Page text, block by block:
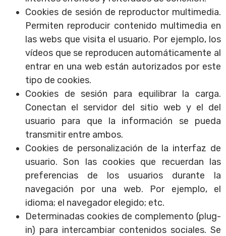
Cookies de sesión de reproductor multimedia.
Permiten reproducir contenido multimedia en
las webs que visita el usuario. Por ejemplo, los
vídeos que se reproducen automáticamente al
entrar en una web están autorizados por este
tipo de cookies.
Cookies de sesión para equilibrar la carga.
Conectan el servidor del sitio web y el del
usuario para que la información se pueda
transmitir entre ambos.
Cookies de personalización de la interfaz de
usuario. Son las cookies que recuerdan las
preferencias de los usuarios durante la
navegación por una web. Por ejemplo, el
idioma; el navegador elegido; etc.
Determinadas cookies de complemento (plug-
in) para intercambiar contenidos sociales. Se